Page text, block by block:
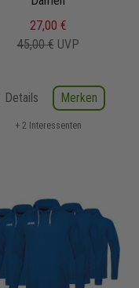
27,00 €
45,00 € UVP
Details Merken
+ 2 Interessenten